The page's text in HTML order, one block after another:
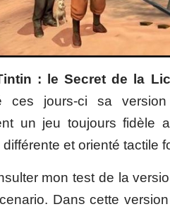
: le Secret de la
ces jours-ci sa
un jeu toujours fidèle
et orienté tactile
mon test de la
Dans cette version